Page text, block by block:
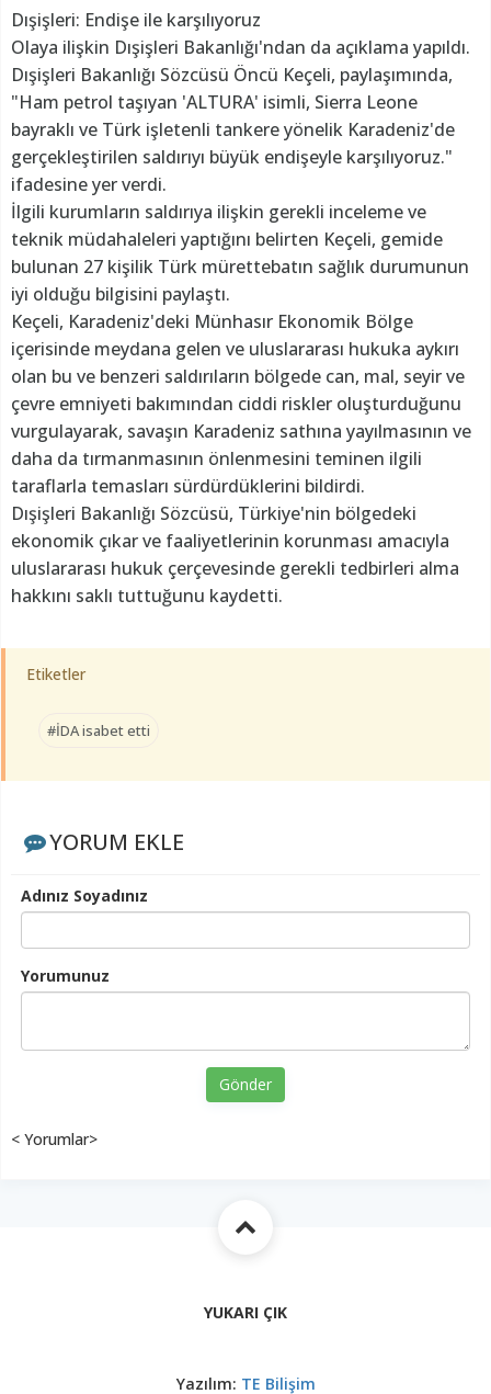
Dışişleri: Endişe ile karşılıyoruz
Olaya ilişkin Dışişleri Bakanlığı'ndan da açıklama yapıldı.
Dışişleri Bakanlığı Sözcüsü Öncü Keçeli, paylaşımında,
"Ham petrol taşıyan 'ALTURA' isimli, Sierra Leone
bayraklı ve Türk işletenli tankere yönelik Karadeniz'de
gerçekleştirilen saldırıyı büyük endişeyle karşılıyoruz."
ifadesine yer verdi.
İlgili kurumların saldırıya ilişkin gerekli inceleme ve
teknik müdahaleleri yaptığını belirten Keçeli, gemide
bulunan 27 kişilik Türk mürettebatın sağlık durumunun
iyi olduğu bilgisini paylaştı.
Keçeli, Karadeniz'deki Münhasır Ekonomik Bölge
içerisinde meydana gelen ve uluslararası hukuka aykırı
olan bu ve benzeri saldırıların bölgede can, mal, seyir ve
çevre emniyeti bakımından ciddi riskler oluşturduğunu
vurgulayarak, savaşın Karadeniz sathına yayılmasının ve
daha da tırmanmasının önlenmesini teminen ilgili
taraflarla temasları sürdürdüklerini bildirdi.
Dışişleri Bakanlığı Sözcüsü, Türkiye'nin bölgedeki
ekonomik çıkar ve faaliyetlerinin korunması amacıyla
uluslararası hukuk çerçevesinde gerekli tedbirleri alma
hakkını saklı tuttuğunu kaydetti.
Etiketler
#İDA isabet etti
YORUM EKLE
Adınız Soyadınız
Yorumunuz
Gönder
< Yorumlar>
YUKARI ÇIK
Yazılım: TE Bilişim